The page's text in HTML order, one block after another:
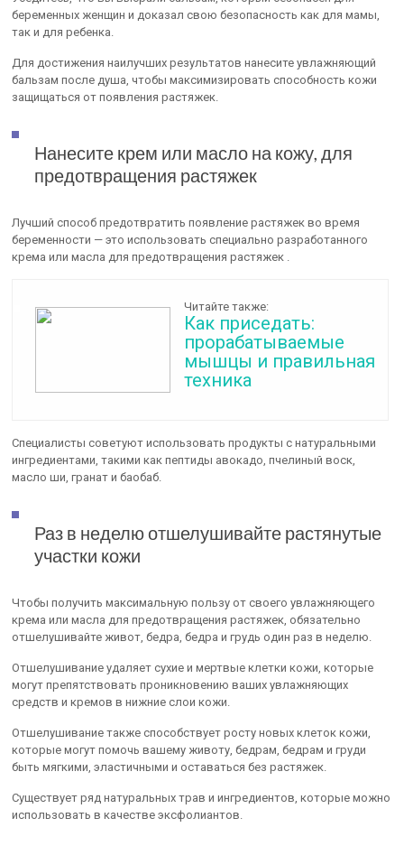
беременных женщин и доказал свою безопасность как для мамы,
так и для ребенка.
Для достижения наилучших результатов нанесите увлажняющий
бальзам после душа, чтобы максимизировать способность кожи
защищаться от появления растяжек.
Нанесите крем или масло на кожу, для
предотвращения растяжек
Лучший способ предотвратить появление растяжек во время
беременности — это использовать специально разработанного
крема или масла для предотвращения растяжек .
Читайте также:
Как приседать:
прорабатываемые
мышцы и правильная
техника
Специалисты советуют использовать продукты с натуральными
ингредиентами, такими как пептиды авокадо, пчелиный воск,
масло ши, гранат и баобаб.
Раз в неделю отшелушивайте растянутые
участки кожи
Чтобы получить максимальную пользу от своего увлажняющего
крема или масла для предотвращения растяжек, обязательно
отшелушивайте живот, бедра, бедра и грудь один раз в неделю.
Отшелушивание удаляет сухие и мертвые клетки кожи, которые
могут препятствовать проникновению ваших увлажняющих
средств и кремов в нижние слои кожи.
Отшелушивание также способствует росту новых клеток кожи,
которые могут помочь вашему животу, бедрам, бедрам и груди
быть мягкими, эластичными и оставаться без растяжек.
Существует ряд натуральных трав и ингредиентов, которые можно
использовать в качестве эксфолиантов.